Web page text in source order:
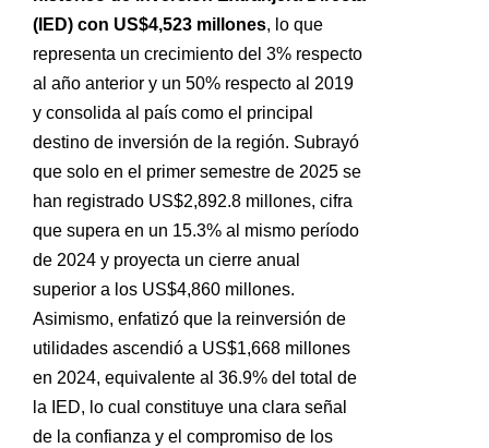
(IED) con US$4,523 millones, lo que
representa un crecimiento del 3% respecto
al año anterior y un 50% respecto al 2019
y consolida al país como el principal
destino de inversión de la región. Subrayó
que solo en el primer semestre de 2025 se
han registrado US$2,892.8 millones, cifra
que supera en un 15.3% al mismo período
de 2024 y proyecta un cierre anual
superior a los US$4,860 millones.
Asimismo, enfatizó que la reinversión de
utilidades ascendió a US$1,668 millones
en 2024, equivalente al 36.9% del total de
la IED, lo cual constituye una clara señal
de la confianza y el compromiso de los